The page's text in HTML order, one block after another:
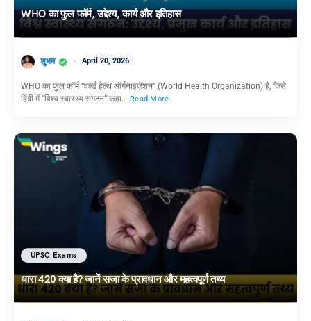
WHO का फुल फॉर्म, उद्देश्य, कार्य और इतिहास
शुभम April 20, 2026
WHO का फुल फॉर्म “वर्ल्ड हेल्थ ऑर्गनाइज़ेशन” (World Health Organization) है, जिसे
हिंदी में “विश्व स्वास्थ्य संगठन” कहा… Read More
UPSC Exams
धारा 420 क्या है? जानें सजा के प्रावधान और महत्वपूर्ण तथ्य